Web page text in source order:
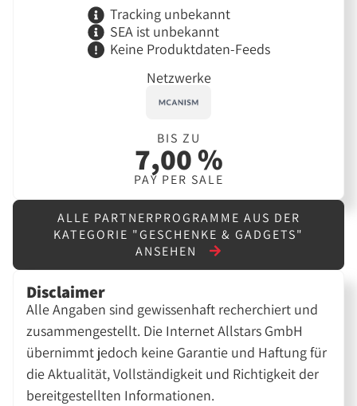
Tracking unbekannt
SEA ist unbekannt
Keine Produktdaten-Feeds
Netzwerke
BIS ZU
7,00 %
PAY PER SALE
ALLE PARTNERPROGRAMME AUS DER
KATEGORIE "GESCHENKE & GADGETS"
ANSEHEN
Disclaimer
Alle Angaben sind gewissenhaft recherchiert und
zusammengestellt. Die Internet Allstars GmbH
übernimmt jedoch keine Garantie und Haftung für
die Aktualität, Vollständigkeit und Richtigkeit der
bereitgestellten Informationen.